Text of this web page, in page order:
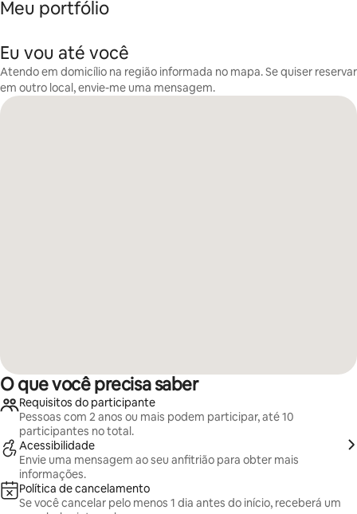
Meu portfólio
Eu vou até você
Atendo em domicílio na região informada no mapa. Se quiser reservar
em outro local, envie-me uma mensagem.
O que você precisa saber
Requisitos do participante
Pessoas com 2 anos ou mais podem participar, até 10
participantes no total.
Acessibilidade
Envie uma mensagem ao seu anfitrião para obter mais
informações.
Política de cancelamento
Se você cancelar pelo menos 1 dia antes do início, receberá um